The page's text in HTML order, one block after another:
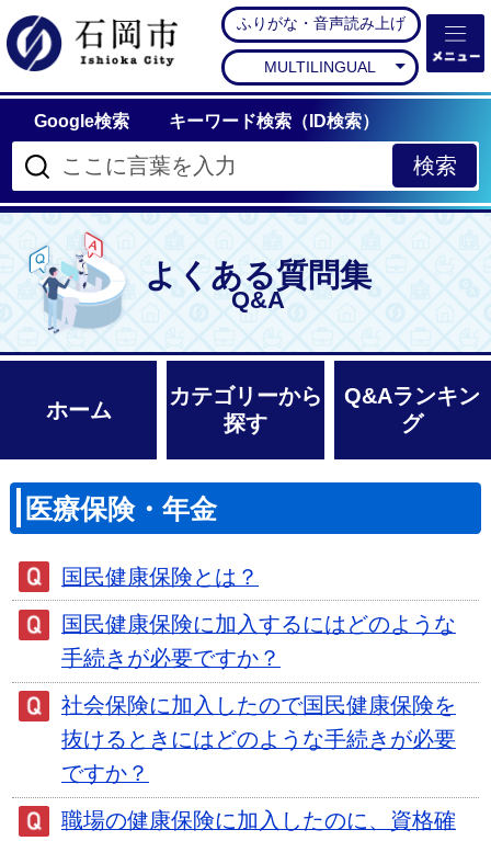
石岡市公式ホームペー
ふりがな・音声読み上げ
MULTILINGUAL
Google検索 キーワード検索（ID検索）
よくある質問集
Q&A
ホーム
カテゴリーから
探す
Q&Aランキン
グ
医療保険・年金
国民健康保険とは？
国民健康保険に加入するにはどのような
手続きが必要ですか？
社会保険に加入したので国民健康保険を
抜けるときにはどのような手続きが必要
ですか？
職場の健康保険に加入したのに、資格確